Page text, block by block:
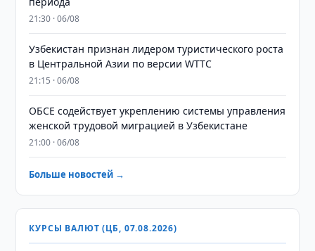
21:30 · 06/08
Узбекистан признан лидером туристического роста
в Центральной Азии по версии WTTC
21:15 · 06/08
ОБСЕ содействует укреплению системы управления
женской трудовой миграцией в Узбекистане
21:00 · 06/08
Больше новостей →
КУРСЫ ВАЛЮТ (ЦБ, 07.08.2026)